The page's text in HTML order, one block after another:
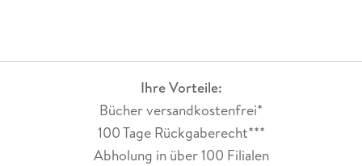
Ihre Vorteile:
Bücher versandkostenfrei*
100 Tage Rückgaberecht***
Abholung in über 100 Filialen